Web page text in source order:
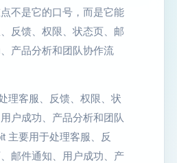
不是它的口号，而是它能
反馈、权限、状态页、邮
产品分析和团队协作流
理客服、反馈、权限、状
户成功、产品分析和团队
主要用于处理客服、反
邮件通知、用户成功、产